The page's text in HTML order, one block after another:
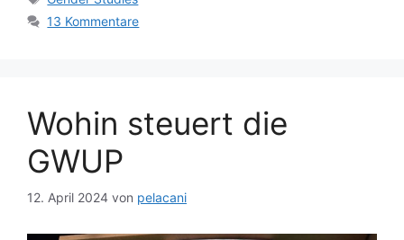
13 Kommentare
Wohin steuert die
GWUP
12. April 2024 von pelacani